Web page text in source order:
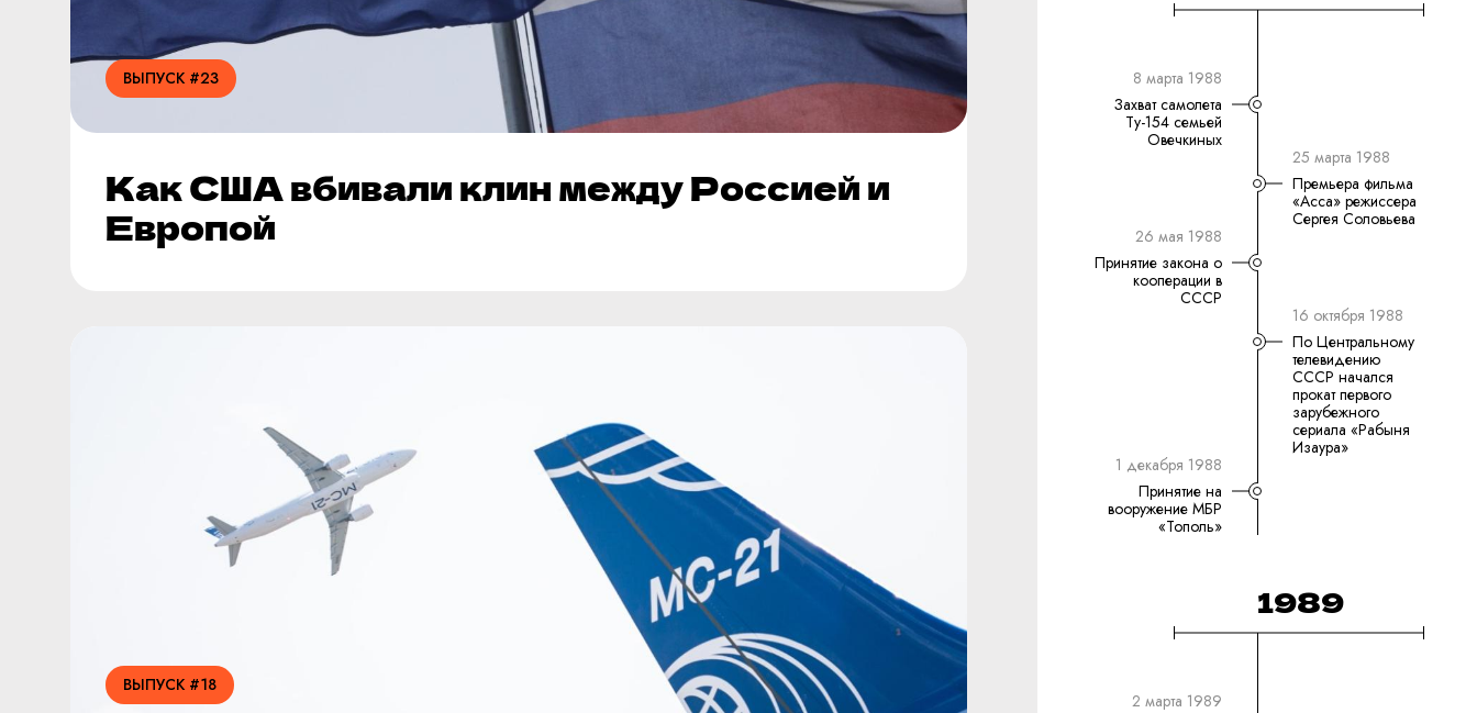
ВЫПУСК #23
Как США вбивали клин между Россией и
Европой
ВЫПУСК #18
8 марта 1988
Захват самолета
Ту-154 семьей
Овечкиных
25 марта 1988
Премьера фильма
«Асса» режиссера
Сергея Соловьева
26 мая 1988
Принятие закона о
кооперации в
СССР
16 октября 1988
По Центральному
телевидению
СССР начался
прокат первого
зарубежного
сериала «Рабыня
Изаура»
1 декабря 1988
Принятие на
вооружение МБР
«Тополь»
1989
2 марта 1989